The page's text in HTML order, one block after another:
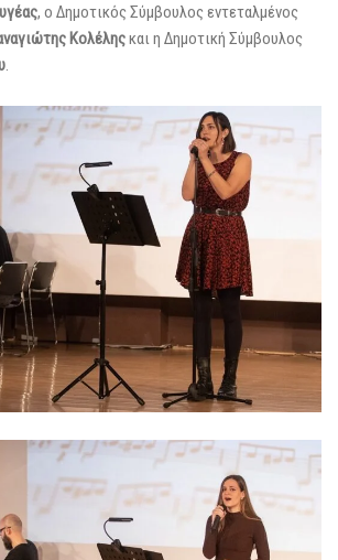
, ο Δημοτικός Σύμβουλος εντεταλμένος
Κολέληςκαι η Δημοτική Σύμβουλος
.